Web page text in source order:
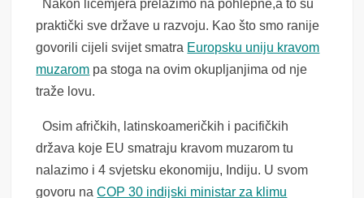
Nakon licemjera prelazimo na pohlepne,a to su
praktički sve države u razvoju. Kao što smo ranije
govorili cijeli svijet smatra Europsku uniju kravom
muzarom pa stoga na ovim okupljanjima od nje
traže lovu.
Osim afričkih, latinskoameričkih i pacifičkih
država koje EU smatraju kravom muzarom tu
nalazimo i 4 svjetsku ekonomiju, Indiju. U svom
govoru naCOP 30 indijski ministar za klimu